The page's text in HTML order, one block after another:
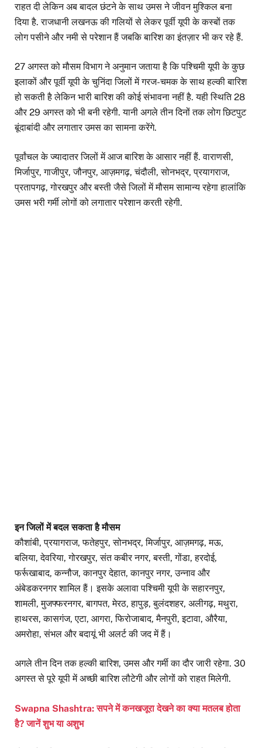
राहत दी लेकिन अब बादल छंटने के साथ उमस ने जीवन मुश्किल बना
दिया है. राजधानी लखनऊ की गलियों से लेकर पूर्वी यूपी के कस्बों तक
लोग पसीने और नमी से परेशान हैं जबकि बारिश का इंतज़ार भी कर रहे हैं.
27 अगस्त को मौसम विभाग ने अनुमान जताया है कि पश्चिमी यूपी के कुछ
इलाकों और पूर्वी यूपी के चुनिंदा जिलों में गरज-चमक के साथ हल्की बारिश
हो सकती है लेकिन भारी बारिश की कोई संभावना नहीं है. यही स्थिति 28
और 29 अगस्त को भी बनी रहेगी. यानी अगले तीन दिनों तक लोग छिटपुट
बूंदाबांदी और लगातार उमस का सामना करेंगे.
पूर्वांचल के ज्यादातर जिलों में आज बारिश के आसार नहीं हैं. वाराणसी,
मिर्जापुर, गाजीपुर, जौनपुर, आज़मगढ़, चंदौली, सोनभद्र, प्रयागराज,
प्रतापगढ़, गोरखपुर और बस्ती जैसे जिलों में मौसम सामान्य रहेगा हालांकि
उमस भरी गर्मी लोगों को लगातार परेशान करती रहेगी.
इन जिलों में बदल सकता है मौसम
कौशांबी, प्रयागराज, फतेहपुर, सोनभद्र, मिर्जापुर, आज़मगढ़, मऊ,
बलिया, देवरिया, गोरखपुर, संत कबीर नगर, बस्ती, गोंडा, हरदोई,
फर्रूखाबाद, कन्नौज, कानपुर देहात, कानपुर नगर, उन्नाव और
अंबेडकरनगर शामिल हैं। इसके अलावा पश्चिमी यूपी के सहारनपुर,
शामली, मुजफ्फरनगर, बागपत, मेरठ, हापुड़, बुलंदशहर, अलीगढ़, मथुरा,
हाथरस, कासगंज, एटा, आगरा, फिरोजाबाद, मैनपुरी, इटावा, औरैया,
अमरोहा, संभल और बदायूं भी अलर्ट की जद में हैं।
अगले तीन दिन तक हल्की बारिश, उमस और गर्मी का दौर जारी रहेगा. 30
अगस्त से पूरे यूपी में अच्छी बारिश लौटेगी और लोगों को राहत मिलेगी.
Swapna Shashtra: सपने में कनखजूरा देखने का क्या मतलब होता
है? जानें शुभ या अशुभ